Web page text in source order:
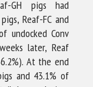
GH pigs had
Reaf-FC and
undocked Conv
later, Reaf
At the end
and 43.1% of